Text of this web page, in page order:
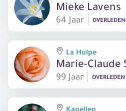
Mieke Lavens
64 Jaar OVERLEDEN
99 Jaar
La Hulpe
OVERLEDEN
Kapellen